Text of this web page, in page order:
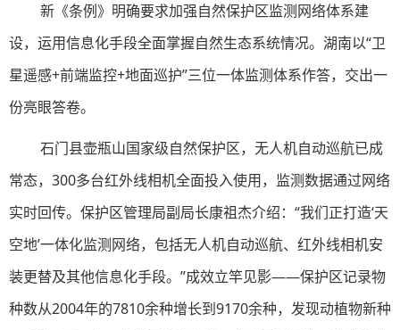
新《条例》明确要求加强自然保护区监测网络体系建
设，运用信息化手段全面掌握自然生态系统情况。湖南以“卫
星遥感+前端监控+地面巡护”三位一体监测体系作答，交出一
份亮眼答卷。
石门县壶瓶山国家级自然保护区，无人机自动巡航已成
常态，300多台红外线相机全面投入使用，监测数据通过网络
实时回传。保护区管理局副局长康祖杰介绍：“我们正打造‘天
空地’一体化监测网络，包括无人机自动巡航、红外线相机安
装更替及其他信息化手段。”成效立竿见影——保护区记录物
种数从2004年的7810余种增长到9170余种，发现动植物新种